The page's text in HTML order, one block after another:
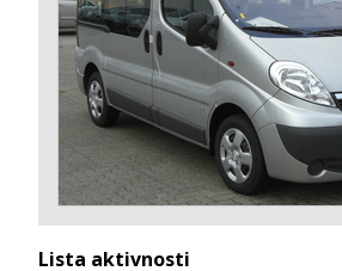
Lista aktivnosti